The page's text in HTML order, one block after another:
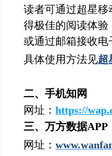
读者可通过超星移
得极佳的阅读体
或通过邮箱接收电
具体使用方法见超
二、手机知网
网址： https://
三、万方数据APP
网址：